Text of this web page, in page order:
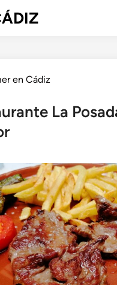
en Cádiz
La